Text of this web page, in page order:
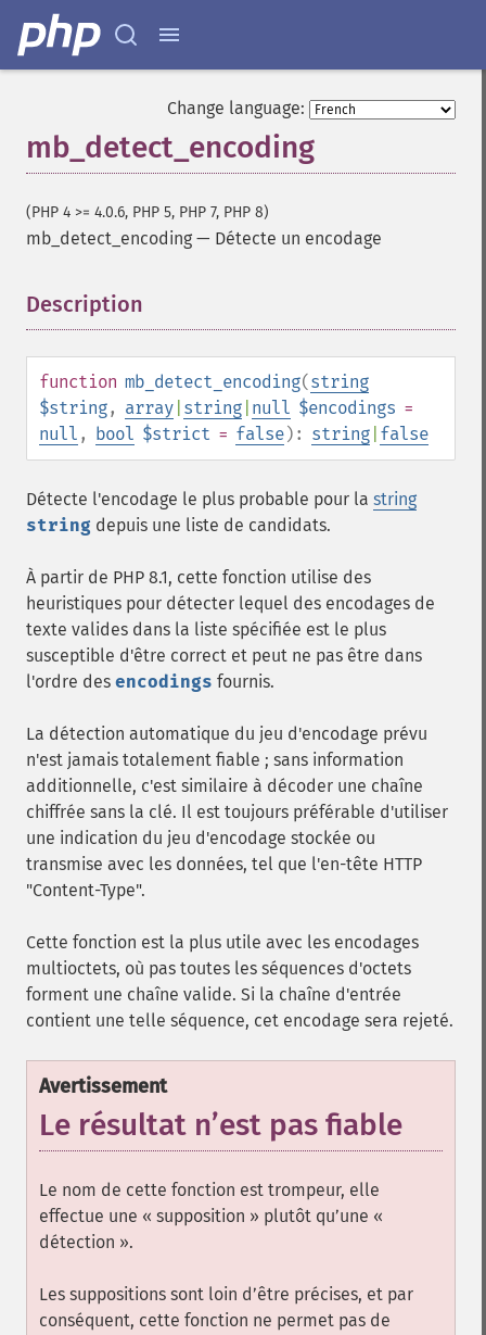
Change language:
mb_detect_encoding
(PHP 4 >= 4.0.6, PHP 5, PHP 7, PHP 8)
mb_detect_encoding — Détecte un encodage
Description
function mb_detect_encoding(string
$string, array string null $encodings =
null , bool $strict = false): string false
Détecte l'encodage le plus probable pour la string
string depuis une liste de candidats.
À partir de PHP 8.1, cette fonction utilise des
heuristiques pour détecter lequel des encodages de
texte valides dans la liste spécifiée est le plus
susceptible d'être correct et peut ne pas être dans
l'ordre des encodings fournis.
La détection automatique du jeu d'encodage prévu
n'est jamais totalement fiable ; sans information
additionnelle, c'est similaire à décoder une chaîne
chiffrée sans la clé. Il est toujours préférable d'utiliser
une indication du jeu d'encodage stockée ou
transmise avec les données, tel que l'en-tête HTTP
"Content-Type".
Cette fonction est la plus utile avec les encodages
multioctets, où pas toutes les séquences d'octets
forment une chaîne valide. Si la chaîne d'entrée
contient une telle séquence, cet encodage sera rejeté.
Avertissement
Le résultat n’est pas fiable
Le nom de cette fonction est trompeur, elle
effectue une « supposition » plutôt qu’une «
détection ».
Les suppositions sont loin d’être précises, et par
conséquent, cette fonction ne permet pas de